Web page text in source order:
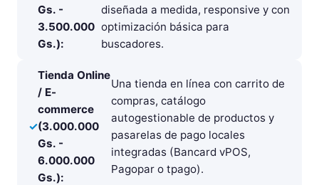
Gs. -
3.500.000
Gs.):
diseñada a medida, responsive y con
optimización básica para
buscadores.
Tienda Online
/ E-
commerce
(3.000.000
Gs. -
6.000.000
Gs.):
Una tienda en línea con carrito de
compras, catálogo
autogestionable de productos y
pasarelas de pago locales
integradas (Bancard vPOS,
Pagopar o tpago).